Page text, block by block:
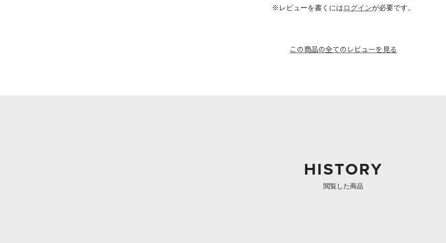
※レビューを書くにはログインが必要です。
この商品の全てのレビューを見る
HISTORY
閲覧した商品